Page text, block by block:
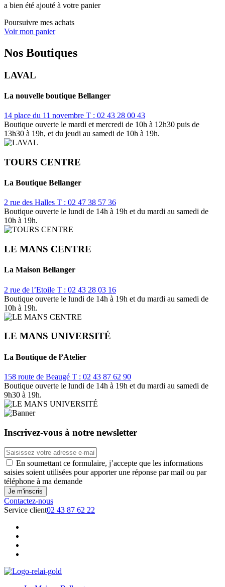
a bien été ajouté à votre panier
Poursuivre mes achats
Voir mon panier
Nos Boutiques
LAVAL
La nouvelle boutique Bellanger
14 place du 11 novembre T : 02 43 28 00 43
Boutique ouverte le mardi et mercredi de 10h à 12h30 puis de
13h30 à 19h, et du jeudi au samedi de 10h à 19h.
TOURS CENTRE
La Boutique Bellanger
2 rue des Halles T : 02 47 38 57 36
Boutique ouverte le lundi de 14h à 19h et du mardi au samedi de
10h à 19h.
LE MANS CENTRE
La Maison Bellanger
2 rue de l’Etoile T : 02 43 28 03 16
Boutique ouverte le lundi de 14h à 19h et du mardi au samedi de
10h à 19h.
LE MANS UNIVERSITÉ
La Boutique de l’Atelier
158 route de Beaugé T : 02 43 87 62 90
Boutique ouverte le lundi de 14h à 19h et du mardi au samedi de
9h30 à 19h.
Inscrivez-vous à notre newsletter
En soumettant ce formulaire, j’accepte que les informations
saisies soient utilisées pour apporter une réponse par mail ou par
téléphone à ma demande
Contactez-nous
Service client02 43 87 62 22